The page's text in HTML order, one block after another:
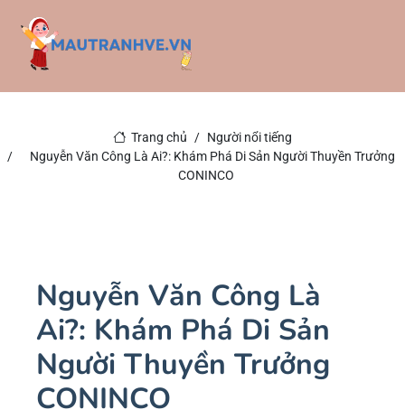
Trang chủ
Người nổi tiếng
Nguyễn Văn Công Là Ai?: Khám Phá Di Sản Người Thuyền Trưởng
CONINCO
Nguyễn Văn Công Là
Ai?: Khám Phá Di Sản
Người Thuyền Trưởng
CONINCO